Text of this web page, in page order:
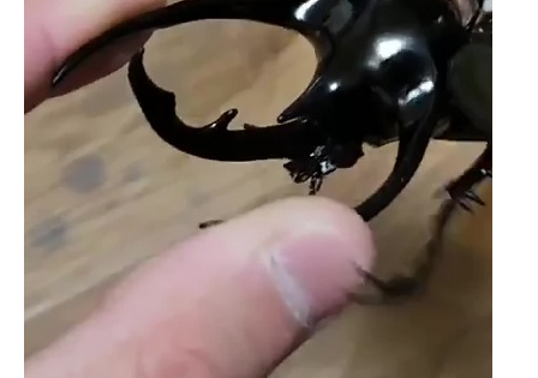
建設×テクノロジーの最前線
ちょっと気になるネットの話題